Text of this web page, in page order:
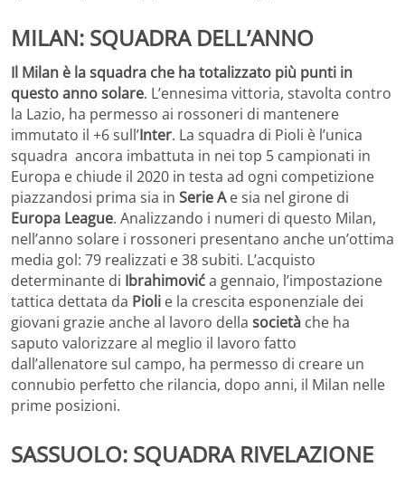
MILAN: SQUADRA DELL’ANNO
Il Milan è la squadra che ha totalizzato più punti in
questo anno solare. L’ennesima vittoria, stavolta contro
la Lazio, ha permesso ai rossoneri di mantenere
immutato il +6 sull’Inter. La squadra di Pioli è l’unica
squadra ancora imbattuta in nei top 5 campionati in
Europa e chiude il 2020 in testa ad ogni competizione
piazzandosi prima sia in Serie Ae sia nel girone di
Europa League. Analizzando i numeri di questo Milan,
nell’anno solare i rossoneri presentano anche un’ottima
media gol: 79 realizzati e 38 subiti. L’acquisto
determinante di Ibrahimovića gennaio, l’impostazione
tattica dettata da Pioli e la crescita esponenziale dei
giovani grazie anche al lavoro della società che ha
saputo valorizzare al meglio il lavoro fatto
dall’allenatore sul campo, ha permesso di creare un
connubio perfetto che rilancia, dopo anni, il Milan nelle
prime posizioni.
SASSUOLO: SQUADRA RIVELAZIONE